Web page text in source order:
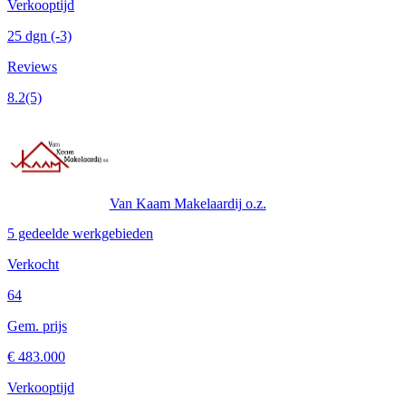
Verkooptijd
25 dgn (-3)
Reviews
8.2(5)
Van Kaam Makelaardij o.z.
5 gedeelde werkgebieden
Verkocht
64
Gem. prijs
€ 483.000
Verkooptijd